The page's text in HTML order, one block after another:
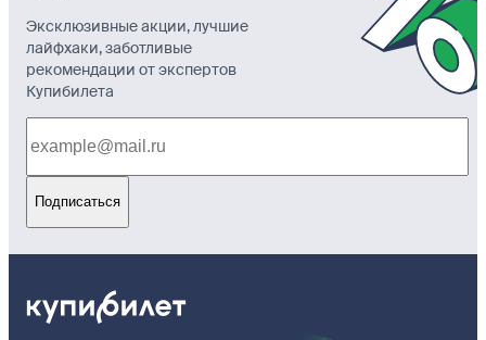
Эксклюзивные акции, лучшие
лайфхаки, заботливые
рекомендации от экспертов
Купибилета
Подписаться